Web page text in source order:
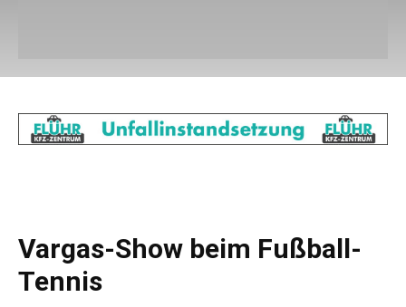
Vargas-Show beim Fußball-
Tennis